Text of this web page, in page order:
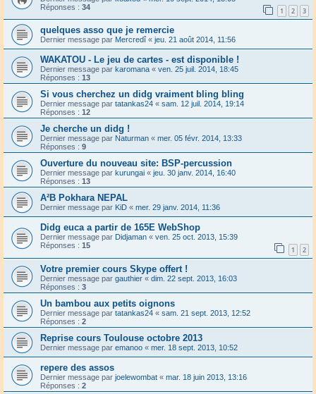
Réponses : 34 1 2 3
quelques asso que je remercie
Dernier message par Mercredî« jeu. 21 août 2014, 11:56
WAKATOU - Le jeu de cartes - est disponible !
Dernier message par karomana « ven. 25 juil. 2014, 18:45
Réponses : 13
Si vous cherchez un didg vraiment bling bling
Dernier message par tatankas24 « sam. 12 juil. 2014, 19:14
Réponses : 12
Je cherche un didg !
Dernier message par Naturman « mer. 05 févr. 2014, 13:33
Réponses : 9
Ouverture du nouveau site: BSP-percussion
Dernier message par kurungai « jeu. 30 janv. 2014, 16:40
Réponses : 13
A²B Pokhara NEPAL
Dernier message par KiD « mer. 29 janv. 2014, 11:36
Didg euca a partir de 165E WebShop
Dernier message par Didjaman « ven. 25 oct. 2013, 15:39
Réponses : 15 1 2
Votre premier cours Skype offert !
Dernier message par gauthier « dim. 22 sept. 2013, 16:03
Réponses : 3
Un bambou aux petits oignons
Dernier message par tatankas24 « sam. 21 sept. 2013, 12:52
Réponses : 2
Reprise cours Toulouse octobre 2013
Dernier message par emanoo « mer. 18 sept. 2013, 10:52
repere des assos
Dernier message par joelewombat « mar. 18 juin 2013, 13:16
Réponses : 2